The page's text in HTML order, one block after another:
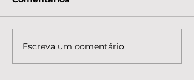
Qual é o valor que o
MEI precisa para
Escreva um comentário